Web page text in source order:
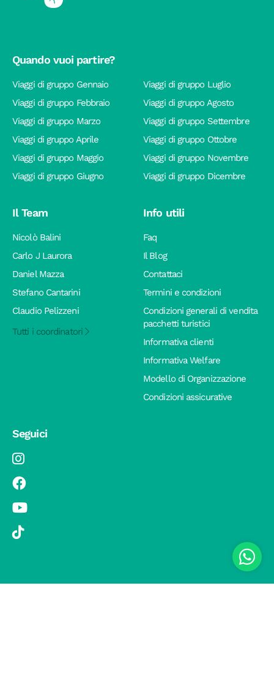
Quando vuoi partire?
Viaggi di gruppo Gennaio
Viaggi di gruppo Febbraio
Viaggi di gruppo Marzo
Viaggi di gruppo Aprile
Viaggi di gruppo Maggio
Viaggi di gruppo Giugno
Viaggi di gruppo Luglio
Viaggi di gruppo Agosto
Viaggi di gruppo Settembre
Viaggi di gruppo Ottobre
Viaggi di gruppo Novembre
Viaggi di gruppo Dicembre
Il Team
Nicolò Balini
Carlo J Laurora
Daniel Mazza
Stefano Cantarini
Claudio Pelizzeni
Tutti i coordinatori
Info utili
Faq
Il Blog
Contattaci
Termini e condizioni
Condizioni generali di vendita
pacchetti turistici
Informativa clienti
Informativa Welfare
Modello di Organizzazione
Condizioni assicurative
Seguici